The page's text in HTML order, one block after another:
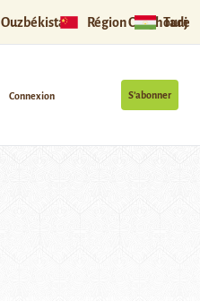
Ouzbékistan Région Ouïghoure
S’abonner
Connexion